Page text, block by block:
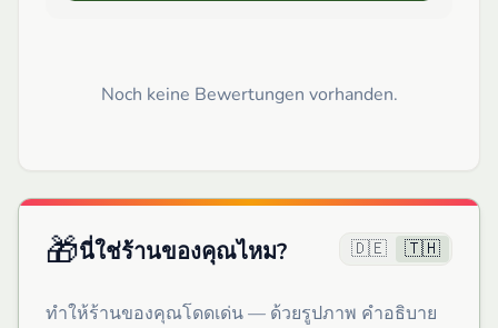
Noch keine Bewertungen vorhanden.
🎁นี่ใช่ร้านของคุณไหม? 🇩🇪 🇹🇭
ทำให้ร้านของคุณโดดเด่น — ด้วยรูปภาพ คำอธิบาย